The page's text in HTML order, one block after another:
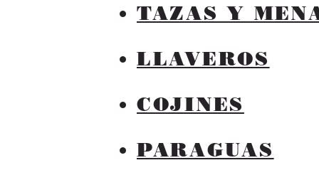
TAZAS Y
LLAVEROS
COJINES
PARAGUAS